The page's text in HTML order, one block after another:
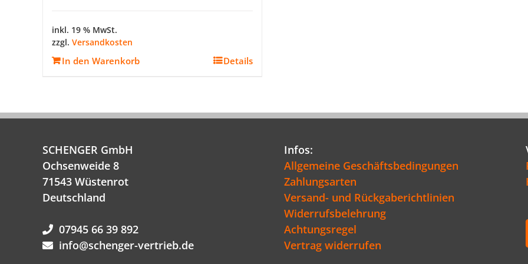
inkl. 19 % MwSt.
zzgl. Versandkosten
In den Warenkorb Details
SCHENGER GmbH
Ochsenweide 8
71543 Wüstenrot
Deutschland
07945 66 39 892
info@schenger-vertrieb.de
Infos:
Allgemeine Geschäftsbedingungen
Zahlungsarten
Versand- und Rückgaberichtlinien
Widerrufsbelehrung
Achtungsregel
Vertrag widerrufen